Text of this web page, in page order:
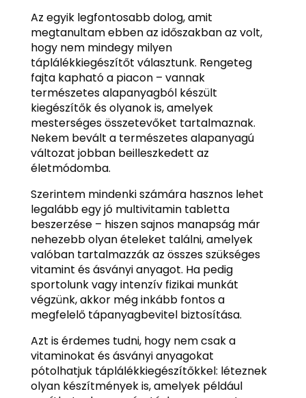
Az egyik legfontosabb dolog, amit
megtanultam ebben az időszakban az volt,
hogy nem mindegy milyen
táplálékkiegészítőt választunk. Rengeteg
fajta kapható a piacon – vannak
természetes alapanyagból készült
kiegészítők és olyanok is, amelyek
mesterséges összetevőket tartalmaznak.
Nekem bevált a természetes alapanyagú
változat jobban beilleszkedett az
életmódomba.
Szerintem mindenki számára hasznos lehet
legalább egy jó multivitamin tabletta
beszerzése – hiszen sajnos manapság már
nehezebb olyan ételeket találni, amelyek
valóban tartalmazzák az összes szükséges
vitamint és ásványi anyagot. Ha pedig
sportolunk vagy intenzív fizikai munkát
végzünk, akkor még inkább fontos a
megfelelő tápanyagbevitel biztosítása.
Azt is érdemes tudni, hogy nem csak a
vitaminokat és ásványi anyagokat
pótolhatjuk táplálékkiegészítőkkel: léteznek
olyan készítmények is, amelyek például